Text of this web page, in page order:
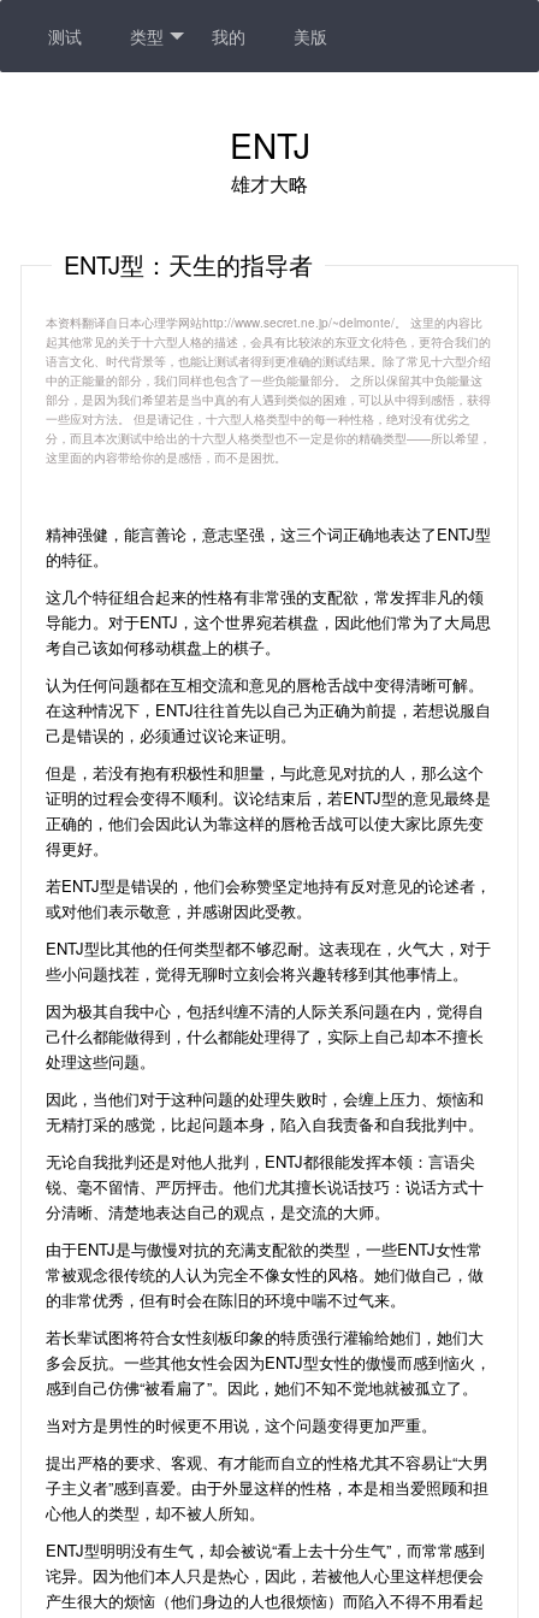
测试 类型 我的 美版
ENTJ
雄才大略
ENTJ型：天生的指导者
本资料翻译自日本心理学网站http://www.secret.ne.jp/~delmonte/。 这里的内容比
起其他常见的关于十六型人格的描述，会具有比较浓的东亚文化特色，更符合我们的
语言文化、时代背景等，也能让测试者得到更准确的测试结果。除了常见十六型介绍
中的正能量的部分，我们同样也包含了一些负能量部分。 之所以保留其中负能量这
部分，是因为我们希望若是当中真的有人遇到类似的困难，可以从中得到感悟，获得
一些应对方法。 但是请记住，十六型人格类型中的每一种性格，绝对没有优劣之
分，而且本次测试中给出的十六型人格类型也不一定是你的精确类型——所以希望，
这里面的内容带给你的是感悟，而不是困扰。
精神强健，能言善论，意志坚强，这三个词正确地表达了ENTJ型
的特征。
这几个特征组合起来的性格有非常强的支配欲，常发挥非凡的领
导能力。对于ENTJ，这个世界宛若棋盘，因此他们常为了大局思
考自己该如何移动棋盘上的棋子。
认为任何问题都在互相交流和意见的唇枪舌战中变得清晰可解。
在这种情况下，ENTJ往往首先以自己为正确为前提，若想说服自
己是错误的，必须通过议论来证明。
但是，若没有抱有积极性和胆量，与此意见对抗的人，那么这个
证明的过程会变得不顺利。议论结束后，若ENTJ型的意见最终是
正确的，他们会因此认为靠这样的唇枪舌战可以使大家比原先变
得更好。
若ENTJ型是错误的，他们会称赞坚定地持有反对意见的论述者，
或对他们表示敬意，并感谢因此受教。
ENTJ型比其他的任何类型都不够忍耐。这表现在，火气大，对于
些小问题找茬，觉得无聊时立刻会将兴趣转移到其他事情上。
因为极其自我中心，包括纠缠不清的人际关系问题在内，觉得自
己什么都能做得到，什么都能处理得了，实际上自己却本不擅长
处理这些问题。
因此，当他们对于这种问题的处理失败时，会缠上压力、烦恼和
无精打采的感觉，比起问题本身，陷入自我责备和自我批判中。
无论自我批判还是对他人批判，ENTJ都很能发挥本领：言语尖
锐、毫不留情、严厉抨击。他们尤其擅长说话技巧：说话方式十
分清晰、清楚地表达自己的观点，是交流的大师。
由于ENTJ是与傲慢对抗的充满支配欲的类型，一些ENTJ女性常
常被观念很传统的人认为完全不像女性的风格。她们做自己，做
的非常优秀，但有时会在陈旧的环境中喘不过气来。
若长辈试图将符合女性刻板印象的特质强行灌输给她们，她们大
多会反抗。一些其他女性会因为ENTJ型女性的傲慢而感到恼火，
感到自己仿佛“被看扁了”。因此，她们不知不觉地就被孤立了。
当对方是男性的时候更不用说，这个问题变得更加严重。
提出严格的要求、客观、有才能而自立的性格尤其不容易让“大男
子主义者”感到喜爱。由于外显这样的性格，本是相当爱照顾和担
心他人的类型，却不被人所知。
ENTJ型明明没有生气，却会被说“看上去十分生气”，而常常感到
诧异。因为他们本人只是热心，因此，若被他人心里这样想便会
产生很大的烦恼（他们身边的人也很烦恼）而陷入不得不用看起